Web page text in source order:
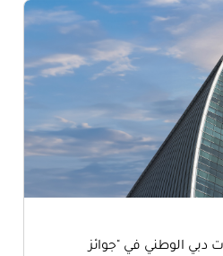
دبي الوطني في "جوائز